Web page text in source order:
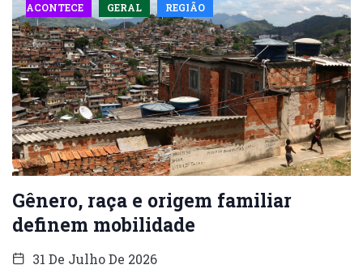
ACONTECE GERAL REGIÃO
Gênero, raça e origem familiar
definem mobilidade
31 De Julho De 2026